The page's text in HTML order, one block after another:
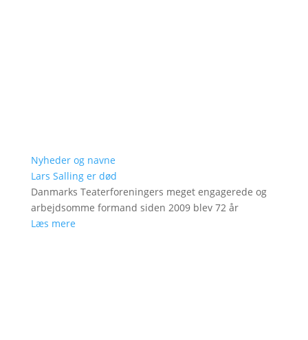
Nyheder og navne
Lars Salling er død
Danmarks Teaterforeningers meget engagerede og
arbejdsomme formand siden 2009 blev 72 år
Læs mere